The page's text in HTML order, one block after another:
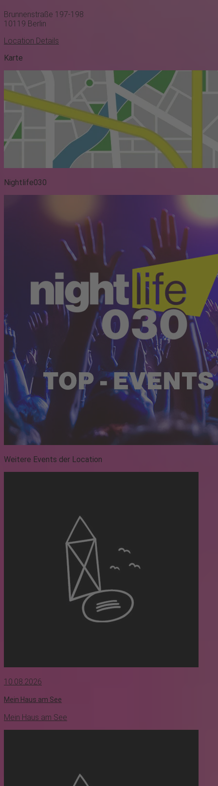
Brunnenstraße 197-198
10119 Berlin
Location Details
Karte
Nightlife030
Weitere Events der Location
10.08.2026
Mein Haus am See
Mein Haus am See